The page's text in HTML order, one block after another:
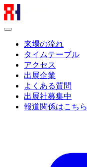
来場の流れ
タイムテーブル
アクセス
出展企業
よくある質問
出展社募集中
報道関係はこちら